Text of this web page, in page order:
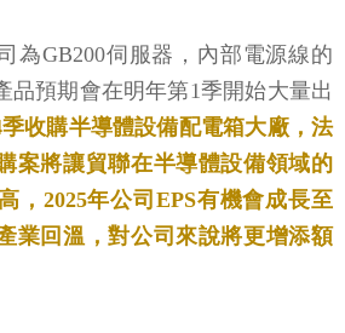
為GB200伺服器，內部電源線的
品預期會在明年第1季開始大量出
收購半導體設備配電箱大廠，法
案將讓貿聯在半導體設備領域的
，2025年公司EPS有機會成長至
業回溫，對公司來說將更增添額